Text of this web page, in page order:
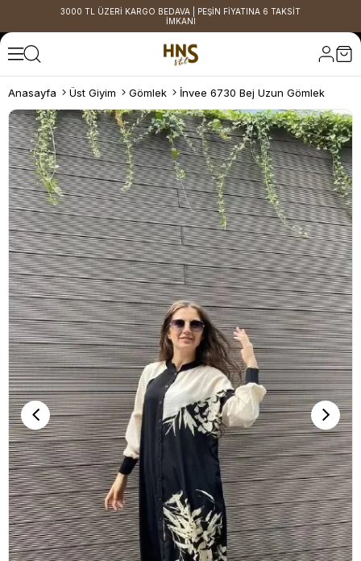
3000 TL ÜZERİ KARGO BEDAVA | PEŞİN FİYATINA 6 TAKSİT
İMKANI
Anasayfa Üst Giyim Gömlek İnvee 6730 Bej Uzun Gömlek